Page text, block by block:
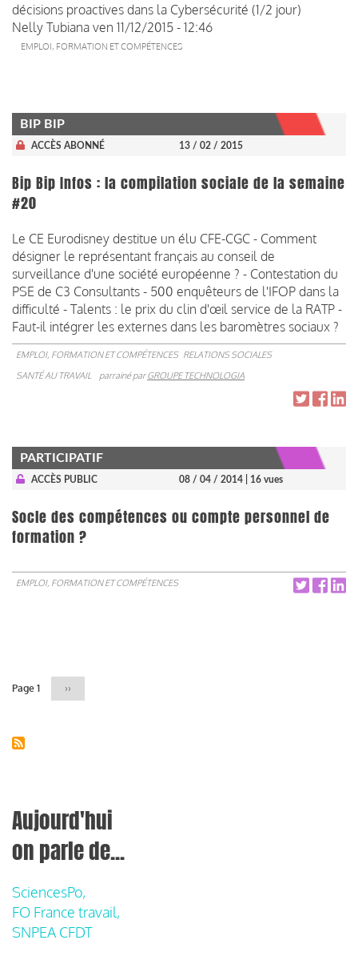
décisions proactives dans la Cybersécurité (1/2 jour)
Nelly Tubiana ven 11/12/2015 - 12:46
EMPLOI, FORMATION ET COMPÉTENCES
BIP BIP
ACCÈS ABONNÉ 13 / 02 / 2015
Bip Bip Infos : la compilation sociale de la semaine
#20
Le CE Eurodisney destitue un élu CFE-CGC - Comment
désigner le représentant français au conseil de
surveillance d'une société européenne ? - Contestation du
PSE de C3 Consultants - 500 enquêteurs de l'IFOP dans la
difficulté - Talents : le prix du clin d'œil service de la RATP -
Faut-il intégrer les externes dans les baromètres sociaux ?
EMPLOI, FORMATION ET COMPÉTENCES RELATIONS SOCIALES
SANTÉ AU TRAVAIL
parrainé parGROUPE TECHNOLOGIA
PARTICIPATIF
ACCÈS PUBLIC 08 / 04 / 2014 | 16 vues
Socle des compétences ou compte personnel de
formation ?
EMPLOI, FORMATION ET COMPÉTENCES
Page 1
Page
››
Aujourd'hui
on parle de...
SciencesPo,
FO France travail,
SNPEA CFDT